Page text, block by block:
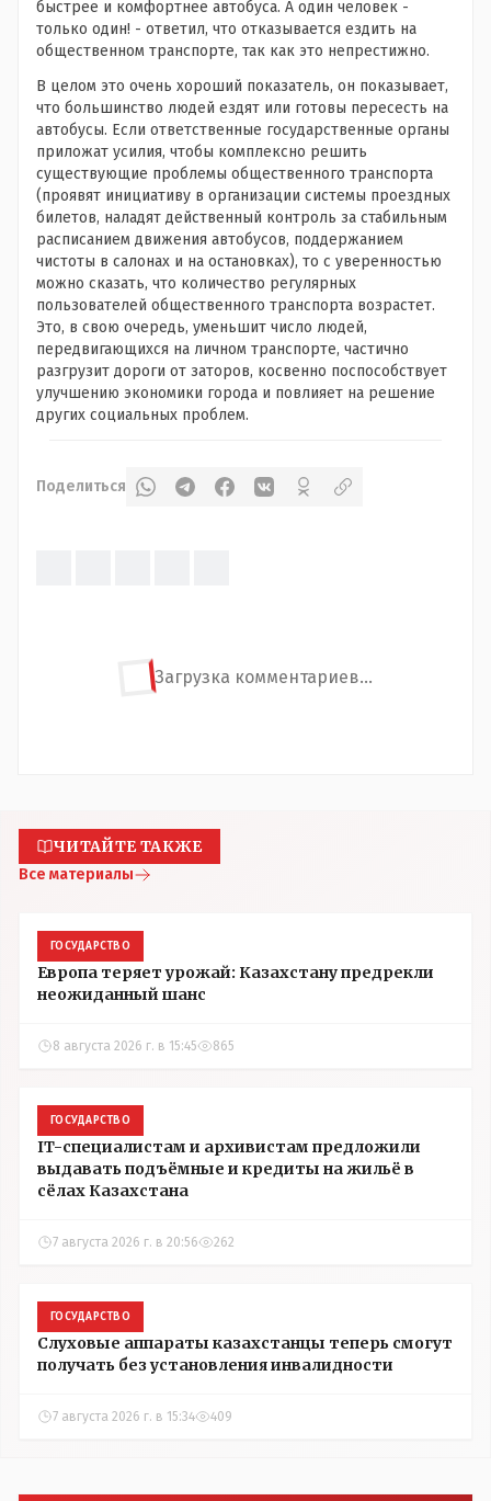
быстрее и комфортнее автобуса. А один человек -
только один! - ответил, что отказывается ездить на
общественном транспорте, так как это непрестижно.
В целом это очень хороший показатель, он показывает,
что большинство людей ездят или готовы пересесть на
автобусы. Если ответственные государственные органы
приложат усилия, чтобы комплексно решить
существующие проблемы общественного транспорта
(проявят инициативу в организации системы проездных
билетов, наладят действенный контроль за стабильным
расписанием движения автобусов, поддержанием
чистоты в салонах и на остановках), то с уверенностью
можно сказать, что количество регулярных
пользователей общественного транспорта возрастет.
Это, в свою очередь, уменьшит число людей,
передвигающихся на личном транспорте, частично
разгрузит дороги от заторов, косвенно поспособствует
улучшению экономики города и повлияет на решение
других социальных проблем.
Поделиться
Загрузка комментариев...
ЧИТАЙТЕ ТАКЖЕ
Все материалы
ГОСУДАРСТВО
Европа теряет урожай: Казахстану предрекли
неожиданный шанс
8 августа 2026 г. в 15:45 865
ГОСУДАРСТВО
IT-специалистам и архивистам предложили
выдавать подъёмные и кредиты на жильё в
сёлах Казахстана
7 августа 2026 г. в 20:56 262
ГОСУДАРСТВО
Слуховые аппараты казахстанцы теперь смогут
получать без установления инвалидности
7 августа 2026 г. в 15:34 409